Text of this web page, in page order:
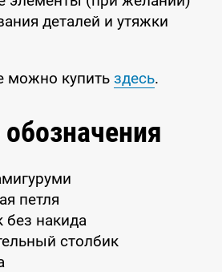
деталей и утяжки
можно купить здесь.
петля
без накида
столбик